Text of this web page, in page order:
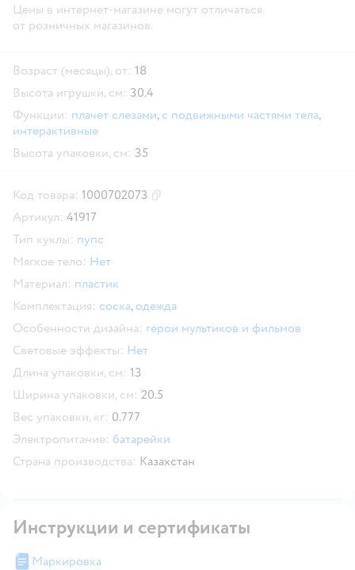
Цены в интернет-магазине могут отличаться
от розничных магазинов.
Возраст (месяцы), от: 18
Высота игрушки, см: 30.4
Функции: плачет слезами, с подвижными частями тела,
интерактивные
Высота упаковки, см: 35
Код товара: 1000702073
Артикул: 41917
Тип куклы: пупс
Мягкое тело: Нет
Материал: пластик
Комплектация: соска, одежда
Особенности дизайна: герои мультиков и фильмов
Световые эффекты: Нет
Длина упаковки, см: 13
Ширина упаковки, см: 20.5
Вес упаковки, кг: 0.777
Электропитание: батарейки
Страна производства: Казахстан
Инструкции и сертификаты
Маркировка